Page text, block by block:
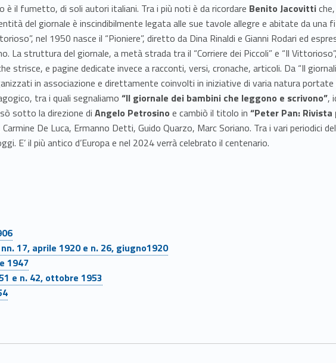
il fumetto, di soli autori italiani. Tra i più noti è da ricordare Benito Jacovitti
del giornale è inscindibilmente legata alle sue tavole allegre e abitate da
nel 1950 nasce il “Pioniere”, diretto da Dina Rinaldi e Gianni Rodari ed
La struttura del giornale, a metà strada tra il “Corriere dei Piccoli” e “Il
strisce, e pagine dedicate invece a racconti, versi, cronache, articoli. Da “Il
in associazione e direttamente coinvolti in iniziative di varia natura
tra i quali segnaliamo “Il giornale dei bambini che leggono e scrivono”,
sotto la direzione di Angelo Petrosino e cambiò il titolo in “Peter Pan:
De Luca, Ermanno Detti, Guido Quarzo, Marc Soriano. Tra i vari periodici
E’ il più antico d’Europa e nel 2024 verrà celebrato il centenario.
17, aprile 1920 e n. 26, giugno1920
1947
e n. 42, ottobre 1953